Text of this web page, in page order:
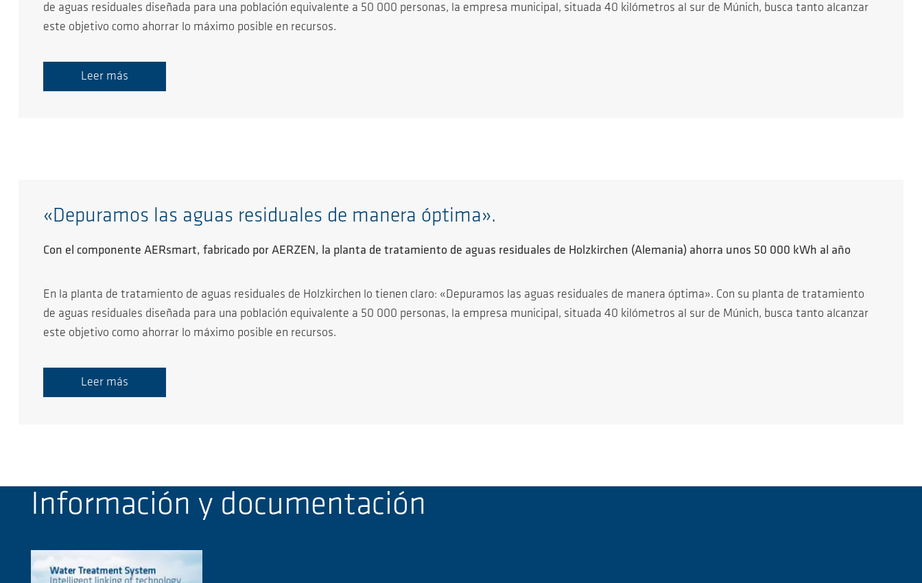
de aguas residuales diseñada para una población equivalente a 50 000 personas, la empresa municipal, situada 40 kilómetros al sur de Múnich, busca tanto alcanzar
este objetivo como ahorrar lo máximo posible en recursos.
Leer más
«Depuramos las aguas residuales de manera óptima».
Con el componente AERsmart, fabricado por AERZEN, la planta de tratamiento de aguas residuales de Holzkirchen (Alemania) ahorra unos 50 000 kWh al año
En la planta de tratamiento de aguas residuales de Holzkirchen lo tienen claro: «Depuramos las aguas residuales de manera óptima». Con su planta de tratamiento
de aguas residuales diseñada para una población equivalente a 50 000 personas, la empresa municipal, situada 40 kilómetros al sur de Múnich, busca tanto alcanzar
este objetivo como ahorrar lo máximo posible en recursos.
Leer más
Información y documentación